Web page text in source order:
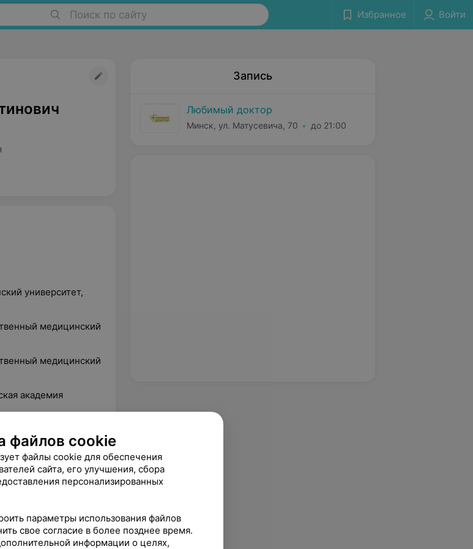
Поиск по сайту Избранное Войти
университет,
медицинский
медицинский
академия
ГУО
профилактики
Запись
Любимый доктор
Минск, ул. Матусевича, 70 до 21:00
файлов cookie
файлы cookie для обеспечения
сайта, его улучшения, сбора
персонализированных
параметры использования файлов
свое согласие в более позднее время.
информации о целях,